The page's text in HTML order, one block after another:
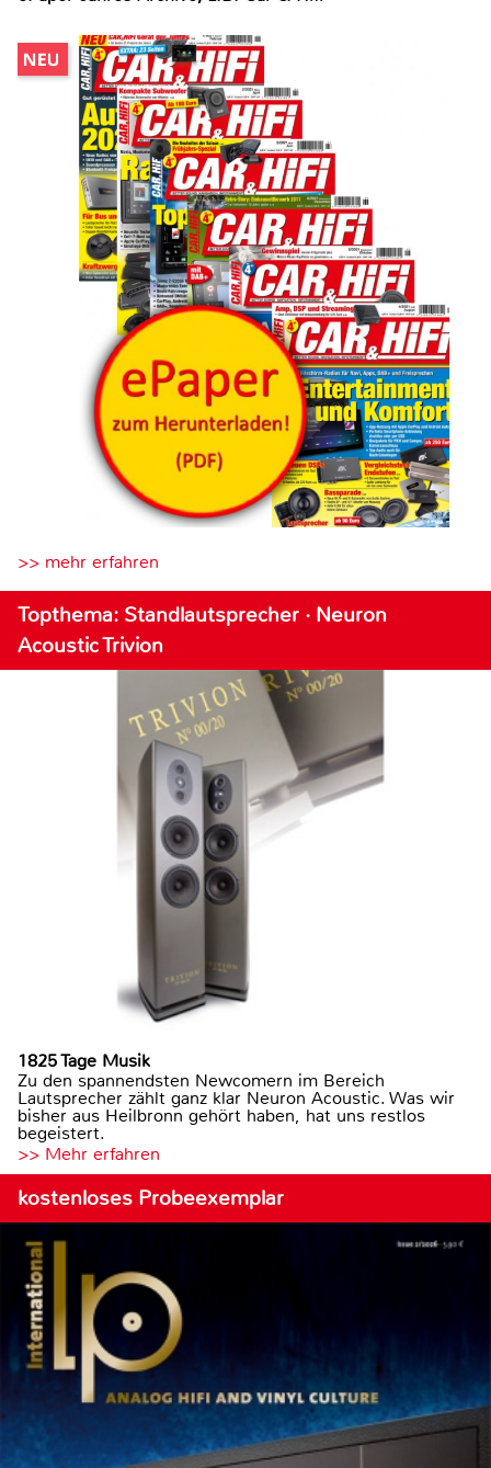
>> mehr erfahren
Topthema: Standlautsprecher · Neuron
Acoustic Trivion
1825 Tage Musik
Zu den spannendsten Newcomern im Bereich
Lautsprecher zählt ganz klar Neuron Acoustic. Was wir
bisher aus Heilbronn gehört haben, hat uns restlos
begeistert.
>> Mehr erfahren
kostenloses Probeexemplar